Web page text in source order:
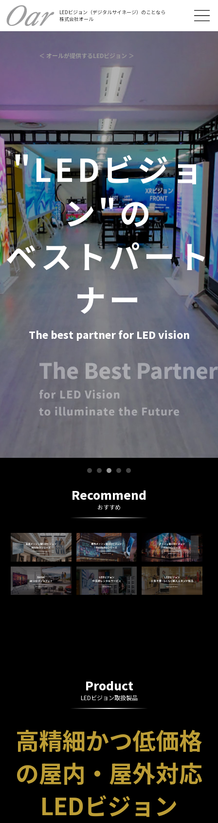
LEDビジョン（デジタルサイネージ）のことなら
株式会社オール
＜ オールが提供するLEDビジョン（デジタルサイ
ネージ） ＞
5000㎡以上
の導入実績
LEDビジョン
のトータルカ
ンパニー
The total company for LED vision to
illuminate the future
＜ オールが提供するLEDビジョン ＞
"LEDビジョ
ン"の
ベストパート
ナー
The best partner for LED vision
＜ オールが提供するLEDビジョン ＞
5000㎡以上
あるLEDビジ
ョンの導入実
績
＜ オールが提供するLEDビジョン ＞
Recommend
おすすめ
Product
LEDビジョン取扱製品
高精細かつ低価格
の屋内・屋外対応
LEDビジョン